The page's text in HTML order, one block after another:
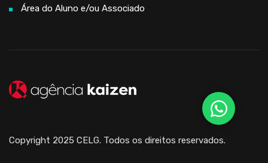
Área do Aluno e/ou Associado
Copyright 2025 CELG. Todos os direitos reservados.